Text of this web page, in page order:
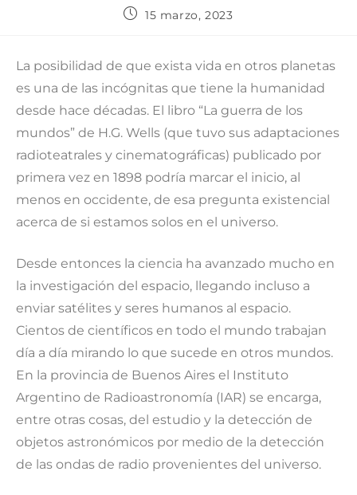
15 marzo, 2023
La posibilidad de que exista vida en otros planetas
es una de las incógnitas que tiene la humanidad
desde hace décadas. El libro “La guerra de los
mundos” de H.G. Wells (que tuvo sus adaptaciones
radioteatrales y cinematográficas) publicado por
primera vez en 1898 podría marcar el inicio, al
menos en occidente, de esa pregunta existencial
acerca de si estamos solos en el universo.
Desde entonces la ciencia ha avanzado mucho en
la investigación del espacio, llegando incluso a
enviar satélites y seres humanos al espacio.
Cientos de científicos en todo el mundo trabajan
día a día mirando lo que sucede en otros mundos.
En la provincia de Buenos Aires el Instituto
Argentino de Radioastronomía (IAR) se encarga,
entre otras cosas, del estudio y la detección de
objetos astronómicos por medio de la detección
de las ondas de radio provenientes del universo.